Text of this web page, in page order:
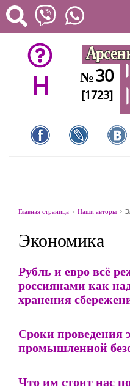
H №30
[1723]
Главная страница Наши авторы
Экономика
Рубль и евро всё
россиянами как
хранения
Сроки проведения
промышленной
Что им стоит нас